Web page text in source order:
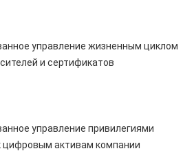
управление жизненным циклом
и сертификатов
управление привилегиями
цифровым активам компании